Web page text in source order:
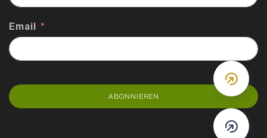
Email
ABONNIEREN